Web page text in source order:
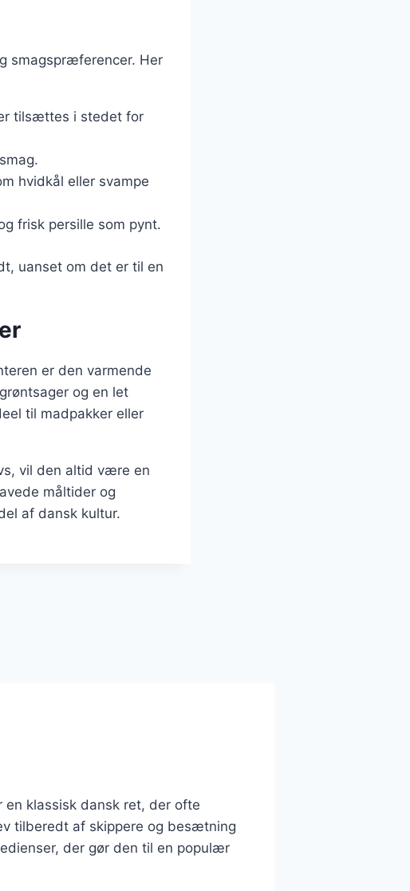
smagspræferencer. Her
tilsættes i stedet for
hvidkål eller svampe
frisk persille som pynt.
uanset om det er til en
er den varmende
og en let
til madpakker eller
vil den altid være en
måltider og
af dansk kultur.
en klassisk dansk ret, der ofte
tilberedt af skippere og besætning
der gør den til en populær